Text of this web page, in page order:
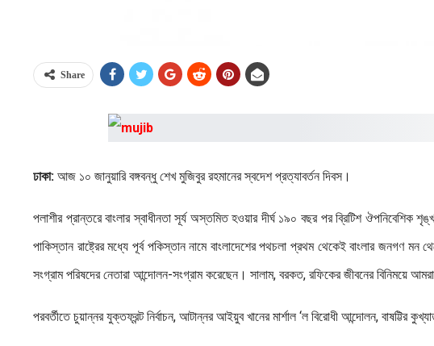
Share
ঢাকা: আজ ১০ জানুয়ারি বঙ্গবন্ধু শেখ মুজিবুর রহমানের স্বদেশ প্রত্যাবর্তন দিবস।
পলাশীর প্রান্তরে বাংলার স্বাধীনতা সূর্য অস্তমিত হওয়ার দীর্ঘ ১৯০ বছর পর ব্রিটিশ
পাকিস্তান রাষ্ট্রের মধ্যে পূর্ব পকিস্তান নামে বাংলাদেশের পথচলা প্রথম থেকেই বাংলার জনগণ
সংগ্রাম পরিষদের নেতারা আন্দোলন-সংগ্রাম করেছেন। সালাম, বরকত, রফিকের জীবনের বিনিময়ে আমরা
পরবর্তীতে চুয়ান্নর যুক্তফ্রন্ট নির্বাচন, আটান্নর আইয়ুব খানের মার্শাল ‘ল বিরোধী আন্দোলন, বাষট্টির